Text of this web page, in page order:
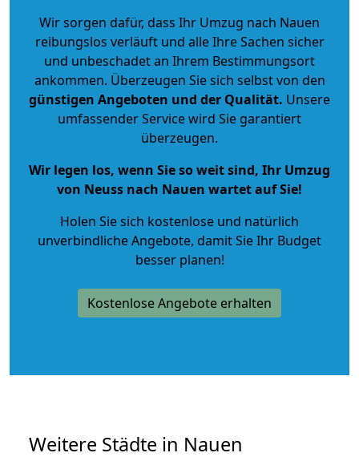
Wir sorgen dafür, dass Ihr Umzug nach Nauen
reibungslos verläuft und alle Ihre Sachen sicher
und unbeschadet an Ihrem Bestimmungsort
ankommen. Überzeugen Sie sich selbst von den
günstigen Angeboten und der Qualität. Unsere
umfassender Service wird Sie garantiert
überzeugen.
Wir legen los, wenn Sie so weit sind, Ihr Umzug
von Neuss nach Nauen wartet auf Sie!
Holen Sie sich kostenlose und natürlich
unverbindliche Angebote, damit Sie Ihr Budget
besser planen!
Kostenlose Angebote erhalten
Weitere Städte in Nauen